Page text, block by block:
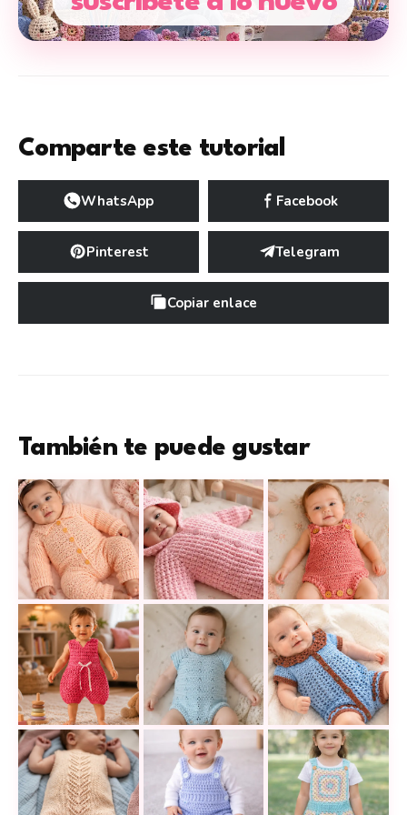
Comparte este tutorial
WhatsApp Facebook
Pinterest Telegram
Copiar enlace
También te puede gustar
Cómo tejer un body de bebé a ganchillo cómodo,
Mameluco de bebé con capucha
Body de tirantes
Overol de bebé a crochet en punto fantasía, tierno y
Body para bebé de 3 a 6 meses a
Cómo tejer un